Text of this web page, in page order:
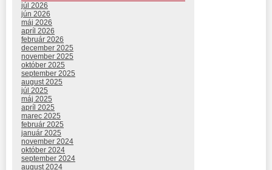
júl 2026
jún 2026
máj 2026
apríl 2026
február 2026
december 2025
november 2025
október 2025
september 2025
august 2025
júl 2025
máj 2025
apríl 2025
marec 2025
február 2025
január 2025
november 2024
október 2024
september 2024
august 2024